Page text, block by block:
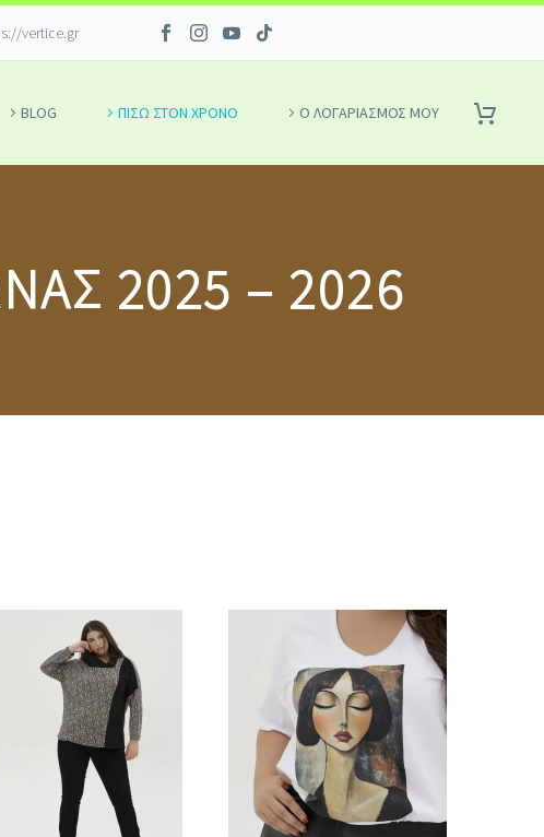
vertice.gr
BLOG ΠΙΣΩ ΣΤΟΝ ΧΡΟΝΟ Ο ΛΟΓΑΡΙΑΣΜΌΣ ΜΟΥ
2025 – 2026